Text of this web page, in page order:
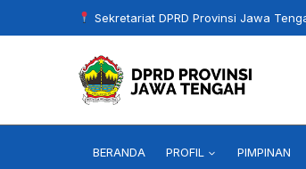
to
Sekretariat DPRD Provinsi Jawa
BERANDA PROFIL PIMPINAN